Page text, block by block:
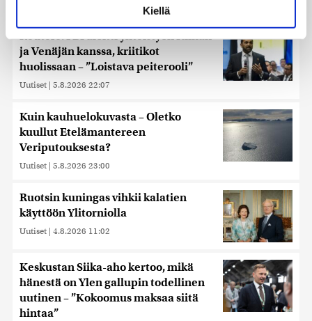
suostumustasi tai peruuttaa sen milloin vain
evästeilmoituksessa.
Käytämme evästeitä tarjoamamme sisällön ja mainosten
räätälöimiseen, sosiaalisen median ominaisuuksien
tukemiseen ja kävijämäärämme analysoimiseen. Lisäksi
alan kumppaneillemme tietoja siitä, miten käytät
sivustoamme. Kumppanimme voivat yhdistää näitä
tietoja muihin tietoihin, joita olet antanut heille tai joita on
kerätty, kun olet käyttänyt heidän palvelujaan. Tietoja
Kiellä
Reuters: FBI aloitti yhteistyön Kiinan
ja Venäjän kanssa, kriitikot
huolissaan – ”Loistava peiterooli”
Uutiset | 5.8.2026 22:07
Kuin kauhuelokuvasta – Oletko
kuullut Etelämantereen
Veriputouksesta?
Uutiset | 5.8.2026 23:00
Ruotsin kuningas vihkii kalatien
käyttöön Ylitorniolla
Uutiset | 4.8.2026 11:02
Keskustan Siika-aho kertoo, mikä
hänestä on Ylen gallupin todellinen
uutinen – ”Kokoomus maksaa siitä
hintaa”